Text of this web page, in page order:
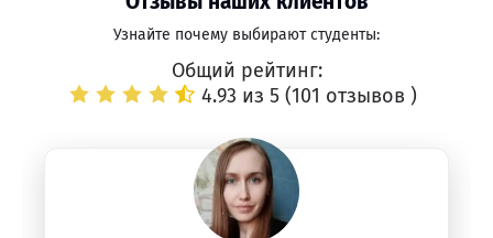
Узнайте почему выбирают студенты:
Общий рейтинг:
4.93 из 5 (101 отзывов )